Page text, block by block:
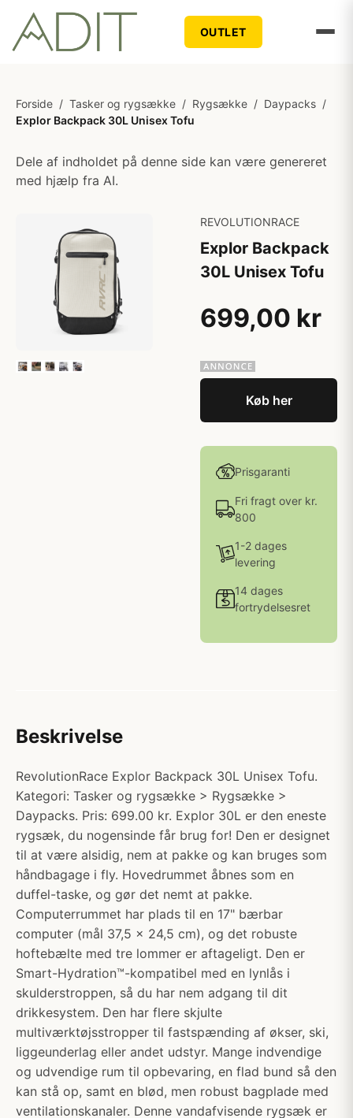
OUTLET
Forside / Tasker og rygsække / Rygsække / Daypacks /
Explor Backpack 30L Unisex Tofu
Dele af indholdet på denne side kan være genereret
med hjælp fra AI.
REVOLUTIONRACE
Explor Backpack
30L Unisex Tofu
699,00 kr
Køb her
Prisgaranti
Fri fragt over kr.
800
1-2 dages
levering
14 dages
fortrydelsesret
Beskrivelse
RevolutionRace Explor Backpack 30L Unisex Tofu.
Kategori: Tasker og rygsække > Rygsække >
Daypacks. Pris: 699.00 kr. Explor 30L er den eneste
rygsæk, du nogensinde får brug for! Den er designet
til at være alsidig, nem at pakke og kan bruges som
håndbagage i fly. Hovedrummet åbnes som en
duffel-taske, og gør det nemt at pakke.
Computerrummet har plads til en 17" bærbar
computer (mål 37,5 x 24,5 cm), og det robuste
hoftebælte med tre lommer er aftageligt. Den er
Smart-Hydration™-kompatibel med en lynlås i
skulderstroppen, så du har nem adgang til dit
drikkesystem. Den har flere skjulte
multiværktøjsstropper til fastspænding af økser, ski,
liggeunderlag eller andet udstyr. Mange indvendige
og udvendige rum til opbevaring, en flad bund så den
kan stå op, samt en blød, men robust bagplade med
ventilationskanaler. Denne vandafvisende rygsæk er